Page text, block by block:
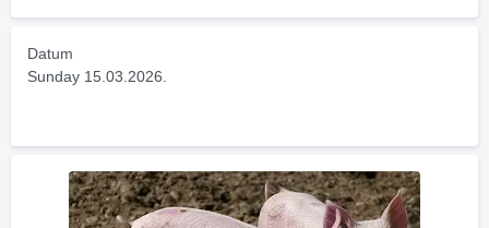
Datum
Sunday 15.03.2026.